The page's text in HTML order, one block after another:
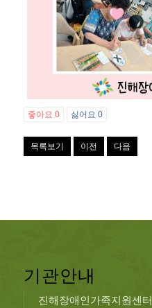
좋아요 0 싫어요 0
목록보기 이전 다음
기관안내
진해장애인가족지원센터